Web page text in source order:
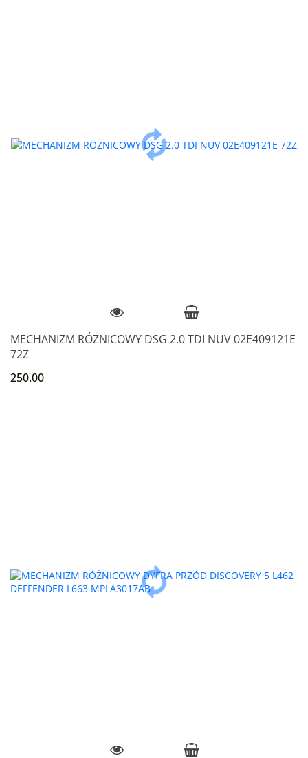
MECHANIZM RÓŻNICOWY DSG 2.0 TDI NUV 02E409121E
72Z
250.00